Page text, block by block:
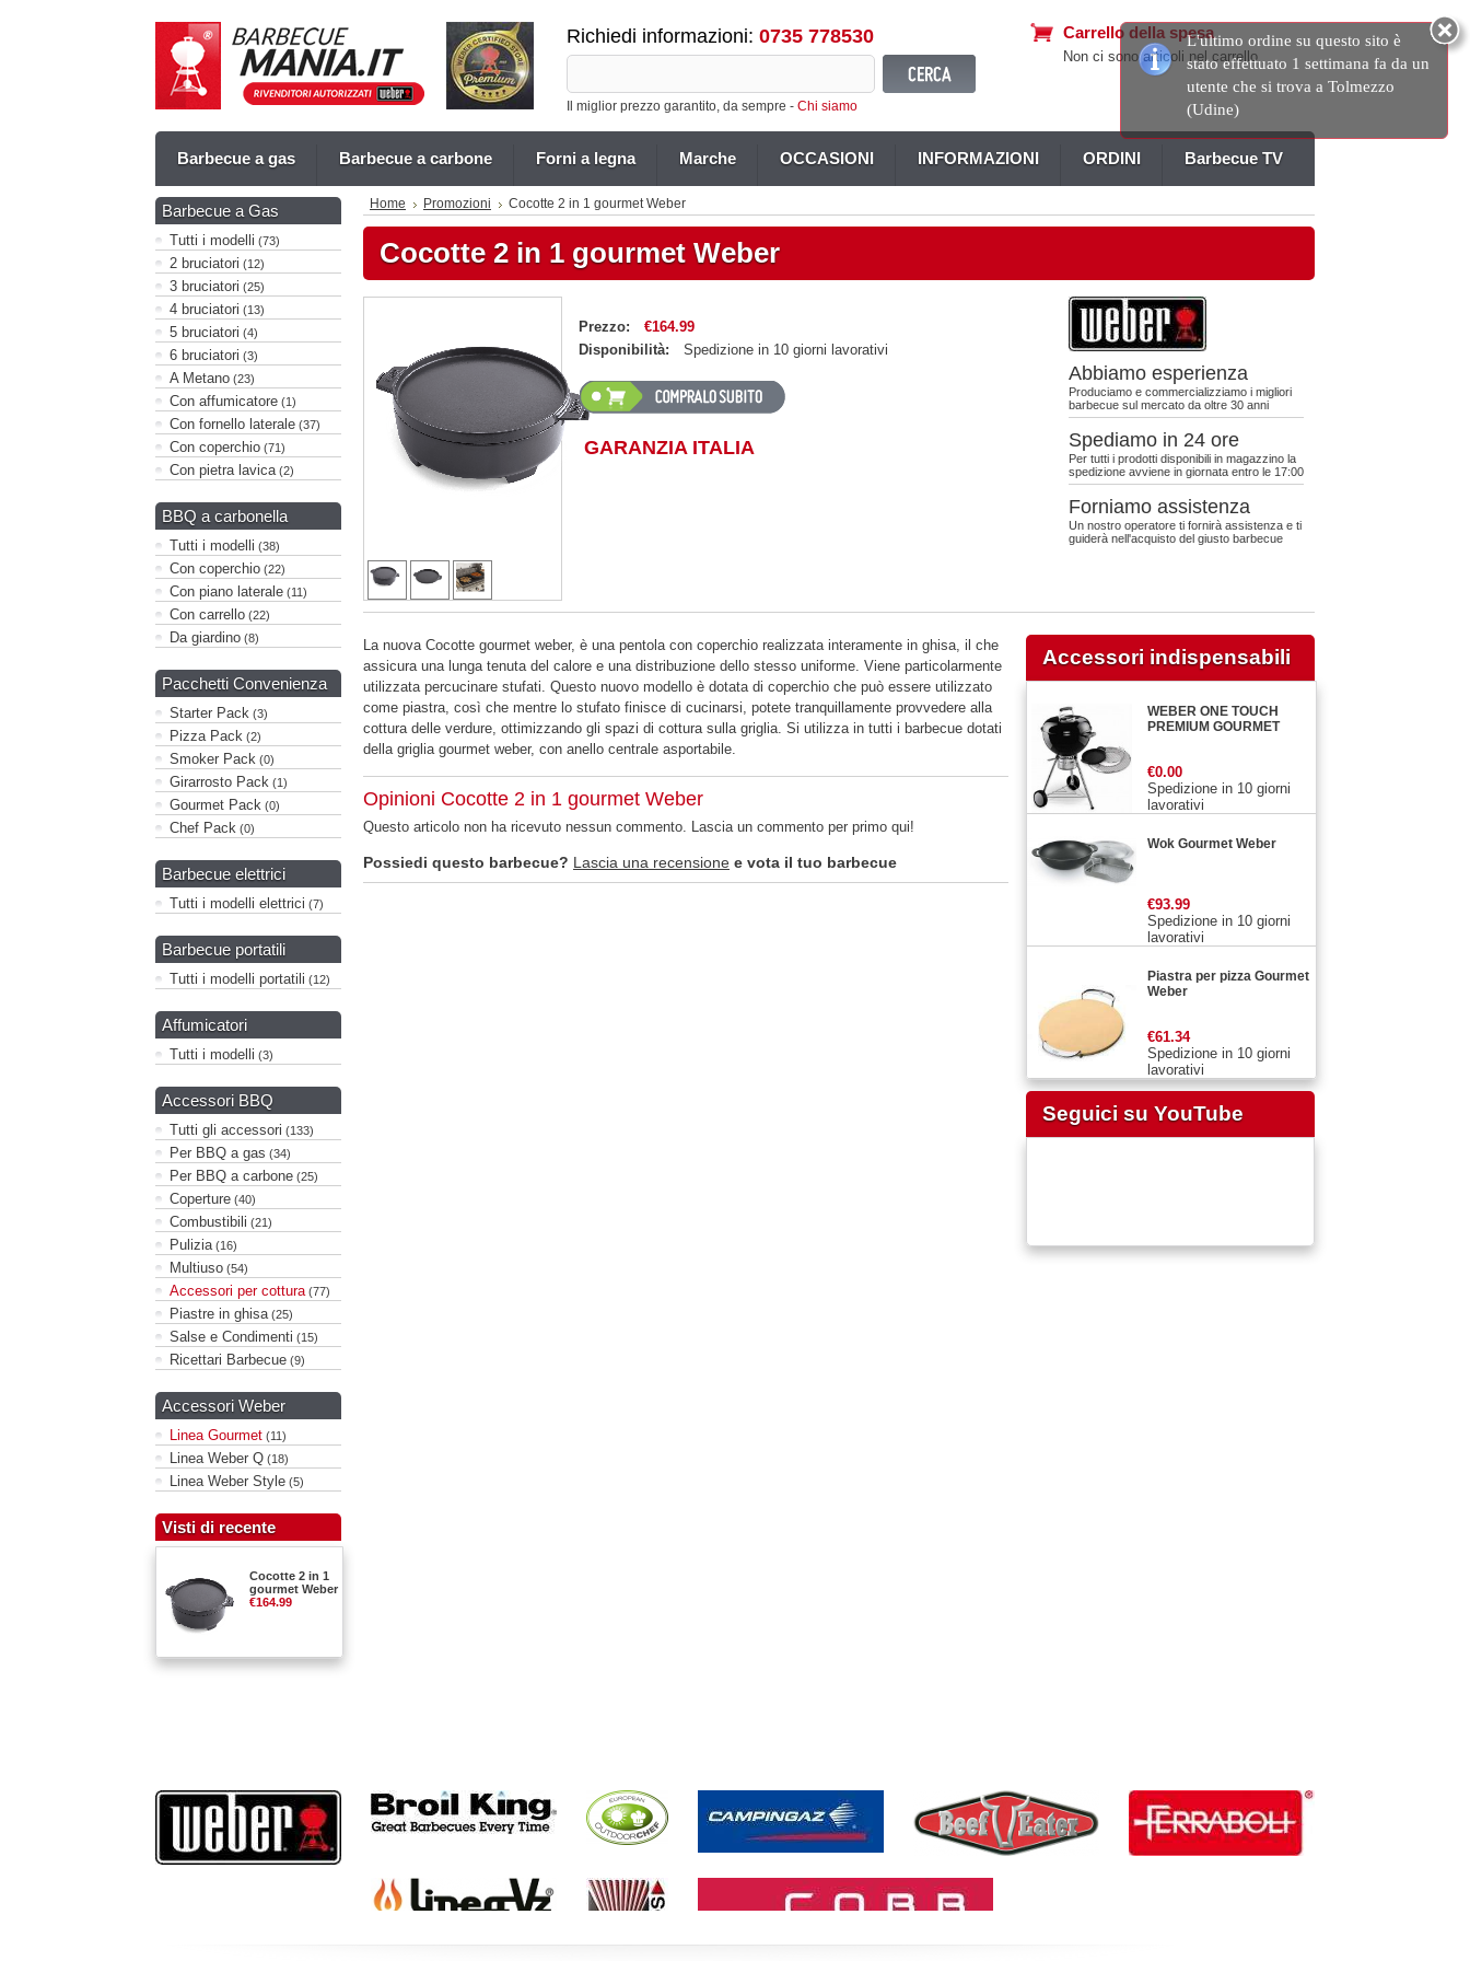
Richiedi informazioni: 0735 778530
Il miglior prezzo garantito, da sempre - Chi siamo
Carrello della spesa
Non ci sono articoli nel carrello
Barbecue a gas Barbecue a carbone Forni a legna Marche OCCASIONI INFORMAZIONI ORDINI Barbecue TV
Barbecue a Gas
Tutti i modelli (73)
2 bruciatori (12)
3 bruciatori (25)
4 bruciatori (13)
5 bruciatori (4)
6 bruciatori (3)
A Metano (23)
Con affumicatore (1)
Con fornello laterale (37)
Con coperchio (71)
Con pietra lavica (2)
BBQ a carbonella
Tutti i modelli (38)
Con coperchio (22)
Con piano laterale (11)
Con carrello (22)
Da giardino (8)
Pacchetti Convenienza
Starter Pack (3)
Pizza Pack (2)
Smoker Pack (0)
Girarrosto Pack (1)
Gourmet Pack (0)
Chef Pack (0)
Barbecue elettrici
Tutti i modelli elettrici (7)
Barbecue portatili
Tutti i modelli portatili (12)
Affumicatori
Tutti i modelli (3)
Accessori BBQ
Tutti gli accessori (133)
Per BBQ a gas (34)
Per BBQ a carbone (25)
Coperture (40)
Combustibili (21)
Pulizia (16)
Multiuso (54)
Accessori per cottura (77)
Piastre in ghisa (25)
Salse e Condimenti (15)
Ricettari Barbecue (9)
Accessori Weber
Linea Gourmet (11)
Linea Weber Q (18)
Linea Weber Style (5)
Visti di recente
Cocotte 2 in 1
gourmet Weber
€164.99
Home Promozioni Cocotte 2 in 1 gourmet Weber
Cocotte 2 in 1 gourmet Weber
Prezzo:
€164.99
Disponibilità:
Spedizione in 10 giorni lavorativi
GARANZIA ITALIA
Abbiamo esperienza
Produciamo e commercializziamo i migliori
barbecue sul mercato da oltre 30 anni
Spediamo in 24 ore
Per tutti i prodotti disponibili in magazzino la
spedizione avviene in giornata entro le 17:00
Forniamo assistenza
Un nostro operatore ti fornirà assistenza e ti
guiderà nell'acquisto del giusto barbecue
La nuova Cocotte gourmet weber, è una pentola con coperchio realizzata interamente in ghisa, il che
assicura una lunga tenuta del calore e una distribuzione dello stesso uniforme. Viene particolarmente
utilizzata percucinare stufati. Questo nuovo modello è dotata di coperchio che può essere utilizzato
come piastra, così che mentre lo stufato finisce di cucinarsi, potete tranquillamente provvedere alla
cottura delle verdure, ottimizzando gli spazi di cottura sulla griglia. Si utilizza in tutti i barbecue dotati
della griglia gourmet weber, con anello centrale asportabile.
Opinioni Cocotte 2 in 1 gourmet Weber
Questo articolo non ha ricevuto nessun commento. Lascia un commento per primo qui!
Possiedi questo barbecue? Lascia una recensione e vota il tuo barbecue
Accessori indispensabili
WEBER ONE TOUCH
PREMIUM GOURMET
€0.00
Spedizione in 10 giorni
lavorativi
Wok Gourmet Weber
€93.99
Spedizione in 10 giorni
lavorativi
Piastra per pizza Gourmet
Weber
€61.34
Spedizione in 10 giorni
lavorativi
Seguici su YouTube
L'ultimo ordine su questo sito è
stato effettuato 1 settimana fa da un
utente che si trova a Tolmezzo
(Udine)